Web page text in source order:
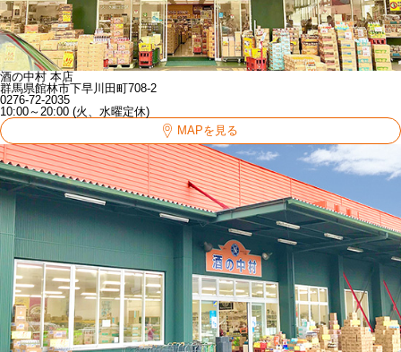
酒の中村 本店
群馬県館林市下早川田町708-2
0276-72-2035
10:00～20:00 (火、水曜定休)
MAPを見る